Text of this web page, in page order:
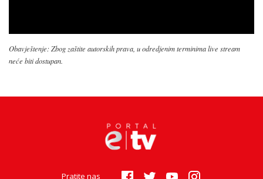
Obavještenje: Zbog zaštite autorskih prava, u odredjenim terminima live stream
neće biti dostupan.
Pratite nas